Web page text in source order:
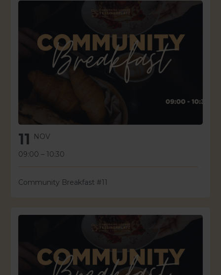
11 NOV
09:00 – 10:30
Community Breakfast #11